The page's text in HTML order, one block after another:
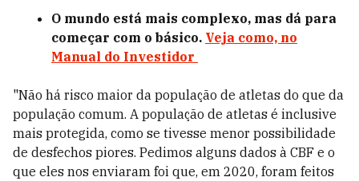
O mundo está mais complexo, mas dá para
começar com o básico. Veja como, no
Manual do Investidor
"Não há risco maior da população de atletas do que da
população comum. A população de atletas é inclusive
mais protegida, como se tivesse menor possibilidade
de desfechos piores. Pedimos alguns dados à CBF e o
que eles nos enviaram foi que, em 2020, foram feitos